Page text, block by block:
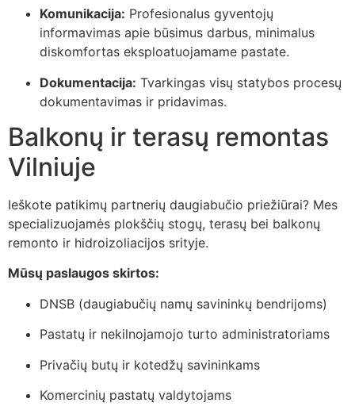
Komunikacija: Profesionalus gyventojų
informavimas apie būsimus darbus, minimalus
diskomfortas eksploatuojamame pastate.
Dokumentacija: Tvarkingas visų statybos procesų
dokumentavimas ir pridavimas.
Balkonų ir terasų remontas
Vilniuje
Ieškote patikimų partnerių daugiabučio priežiūrai? Mes
specializuojamės plokščių stogų, terasų bei balkonų
remonto ir hidroizoliacijos srityje.
Mūsų paslaugos skirtos:
DNSB (daugiabučių namų savininkų bendrijoms)
Pastatų ir nekilnojamojo turto administratoriams
Privačių butų ir kotedžų savininkams
Komercinių pastatų valdytojams